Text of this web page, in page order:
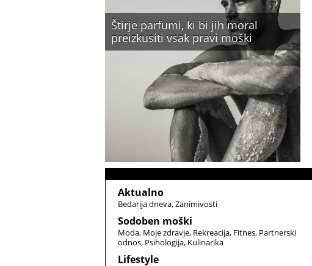
Štirje parfumi, ki bi jih moral
preizkusiti vsak pravi moški
Aktualno
Bedarija dneva Zanimivosti
Sodoben moški
Moda Moje zdravje Rekreacija Fitnes Partnerski
odnos Psihologija Kulinarika
Lifestyle